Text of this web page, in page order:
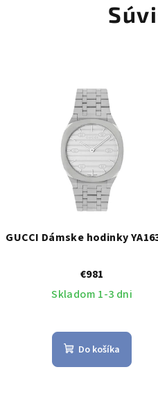
GUCCI Dámske hodinky
€981
Skladom 1-3 dni
Do košíka